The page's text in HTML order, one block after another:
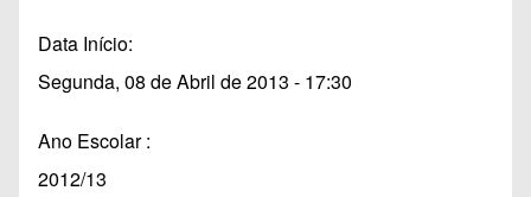
Data Início
Segunda, 08 de Abril de 2013 - 17:30
Ano Escolar
2012/13